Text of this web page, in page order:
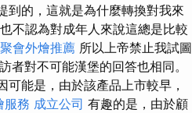
到的，這就是為什麼轉換對我來
不認為對成年人來說這總是比較
會外燴推薦 所以上帝禁止我試圖
對不可能漢堡的回答也相同。
能是，由於該產品上市較早，
服務 成立公司 有趣的是，由於顧